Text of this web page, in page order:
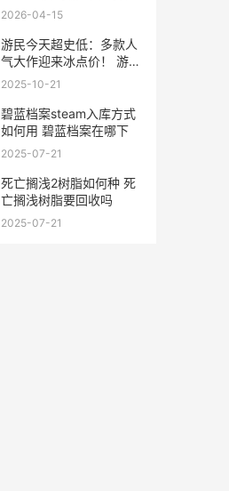
密码和谜题，解开隐藏的
2026-04-15
游民今天超史低：多款人
气大作迎来冰点价！ 游戏
史低
2025-10-21
碧蓝档案steam入库方式
如何用 碧蓝档案在哪下
2025-07-21
死亡搁浅2树脂如何种 死
亡搁浅树脂要回收吗
2025-07-21